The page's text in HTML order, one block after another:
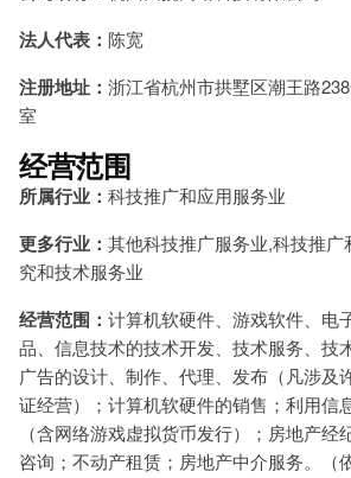
法人代表： 陈宽
注册地址： 浙江省杭州市拱墅区潮王路
室
经营范围
所属行业： 科技推广和应用服务业
更多行业： 其他科技推广服务业,科技推
究和技术服务业
经营范围： 计算机软硬件、游戏软件、电
品、信息技术的技术开发、技术服务、技
广告的设计、制作、代理、发布（凡涉及
证经营）；计算机软硬件的销售；利用信
（含网络游戏虚拟货币发行）；房地产经
咨询；不动产租赁；房地产中介服务。（